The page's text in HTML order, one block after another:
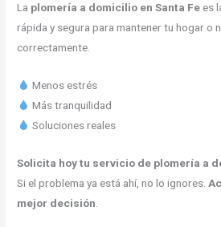
La plomería a domicilio en Santa Fe es
rápida y segura para mantener tu hogar o
correctamente.
Menos estrés
Más tranquilidad
Soluciones reales
Solicita hoy tu servicio de plomería a
Si el problema ya está ahí, no lo ignores.
mejor decisión